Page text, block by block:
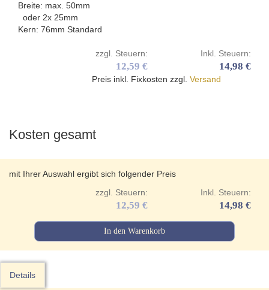
Breite: max. 50mm
oder 2x 25mm
Kern: 76mm Standard
zzgl. Steuern:
12,59 €
Inkl. Steuern:
14,98 €
Preis inkl. Fixkosten zzgl. Versand
Kosten gesamt
mit Ihrer Auswahl ergibt sich folgender Preis
zzgl. Steuern:
12,59 €
Inkl. Steuern:
14,98 €
In den Warenkorb
Details